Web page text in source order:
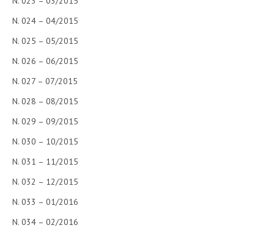
N. 024 – 04/2015
N. 025 – 05/2015
N. 026 – 06/2015
N. 027 – 07/2015
N. 028 – 08/2015
N. 029 – 09/2015
N. 030 – 10/2015
N. 031 – 11/2015
N. 032 – 12/2015
N. 033 – 01/2016
N. 034 – 02/2016